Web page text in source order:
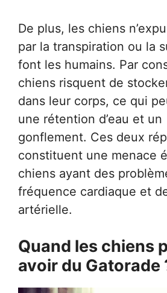
De plus, les chiens
par la transpiration ou la
font les humains. Par
chiens risquent de
dans leur corps, ce qui
une rétention d’eau et un
gonflement. Ces deux
constituent une menace
chiens ayant des
fréquence cardiaque et
artérielle.
Quand les chiens
avoir du Gatorade